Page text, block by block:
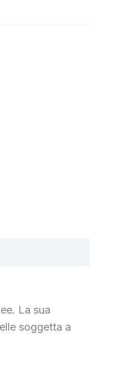
La sua
soggetta a